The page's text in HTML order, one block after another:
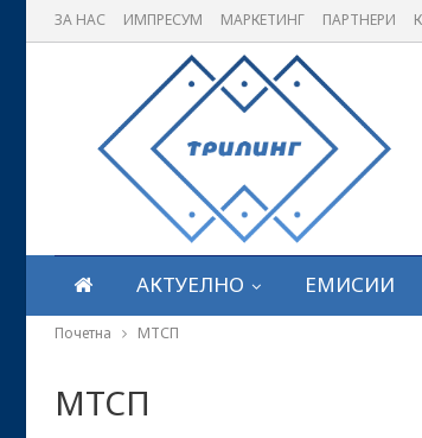
ЗА НАС ИМПРЕСУМ МАРКЕТИНГ ПАРТНЕРИ
АКТУЕЛНО ЕМИСИИ
Почетна МТСП
МТСП